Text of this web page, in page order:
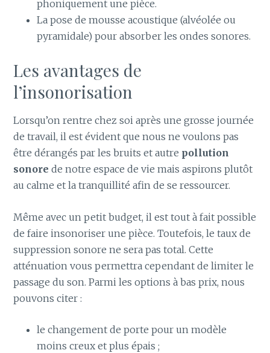
phoniquement une pièce.
La pose de mousse acoustique (alvéolée ou
pyramidale) pour absorber les ondes sonores.
Les avantages de
l’insonorisation
Lorsqu’on rentre chez soi après une grosse journée
de travail, il est évident que nous ne voulons pas
être dérangés par les bruits et autre pollution
sonore de notre espace de vie mais aspirons plutôt
au calme et la tranquillité afin de se ressourcer.
Même avec un petit budget, il est tout à fait possible
de faire insonoriser une pièce. Toutefois, le taux de
suppression sonore ne sera pas total. Cette
atténuation vous permettra cependant de limiter le
passage du son. Parmi les options à bas prix, nous
pouvons citer :
le changement de porte pour un modèle
moins creux et plus épais ;